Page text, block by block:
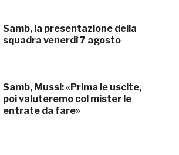
Samb, la presentazione della
squadra venerdì 7 agosto
Samb, Mussi: «Prima le uscite,
poi valuteremo col mister le
entrate da fare»